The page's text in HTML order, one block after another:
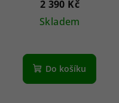
Bear 16-19 cm
2 390 Kč
Skladem
Do košíku